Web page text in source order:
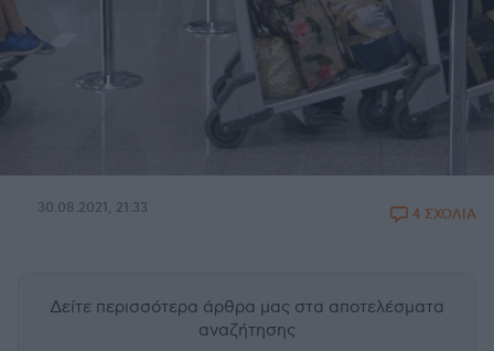
30.08.2021, 21:33 4 ΣΧΟΛΙΑ
Δείτε περισσότερα άρθρα μας στα αποτελέσματα
αναζήτησης